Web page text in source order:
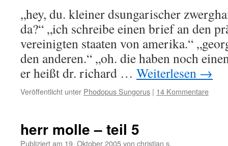
„hey, du. kleiner dsungarischer
da?“ „ich schreibe einen brief an den
vereinigten staaten von amerika.“
den anderen.“ „oh. die haben noch
er heißt dr. richard … Weiterlesen →
Veröffentlicht unter Phodopus Sungorus | 14 Kommentare
herr molle – teil 5
Publiziert am 19. Oktober 2005von christian s.